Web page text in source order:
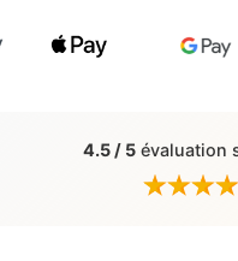
4.5 / 5évaluation